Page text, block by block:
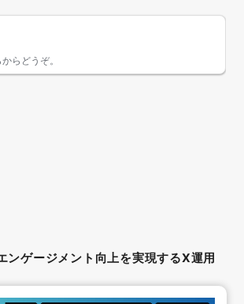
ンゲージメント向上を実現するX運用